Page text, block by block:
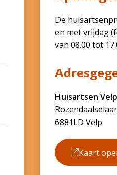
De
en met vrijdag
van 08.00 tot
Huisartsen Velp
6881LD Velp
Kaart